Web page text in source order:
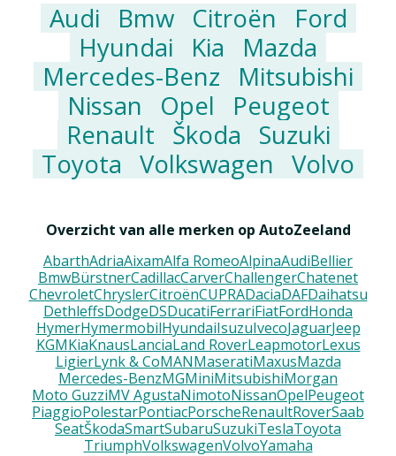
Audi Bmw Citroën
Ford
Hyundai
Kia
Mazda
Mercedes-Benz
Mitsubishi
Nissan
Opel
Peugeot
Renault Škoda
Suzuki
Toyota Volkswagen Volvo
Overzicht van alle merken op AutoZeeland
AbarthAdriaAixamAlfa RomeoAlpinaAudiBellier
BmwBürstnerCadillacCarverChallengerChatenet
ChevroletChryslerCitroënCUPRADaciaDAFDaihatsu
DethleffsDodgeDSDucatiFerrariFiatFordHonda
HymerHymermobilHyundaiIsuzuIvecoJaguarJeep
KGMKiaKnausLanciaLand RoverLeapmotorLexus
LigierLynk & CoMANMaseratiMaxusMazda
Mercedes-BenzMGMiniMitsubishiMorgan
Moto GuzziMV AgustaNimotoNissanOpelPeugeot
PiaggioPolestarPontiacPorscheRenaultRoverSaab
SeatŠkodaSmartSubaruSuzukiTeslaToyota
TriumphVolkswagenVolvoYamaha